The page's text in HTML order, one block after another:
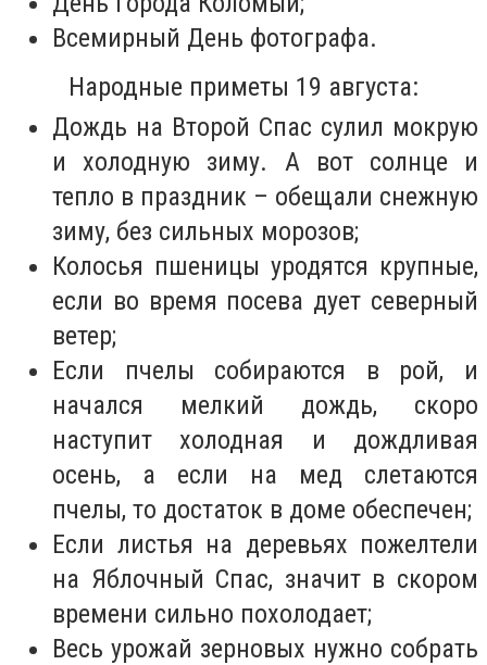
Всемирный День фотографа.
Народные приметы 19 августа:
Дождь на Второй Спас сулил мокрую
и холодную зиму. А вот солнце и
тепло в праздник – обещали снежную
зиму, без сильных морозов;
Колосья пшеницы уродятся крупные,
если во время посева дует северный
ветер;
Если пчелы собираются в рой, и
начался мелкий дождь, скоро
наступит холодная и дождливая
осень, а если на мед слетаются
пчелы, то достаток в доме обеспечен;
Если листья на деревьях пожелтели
на Яблочный Спас, значит в скором
времени сильно похолодает;
Весь урожай зерновых нужно собрать